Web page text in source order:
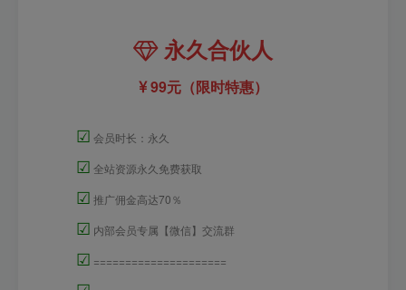
永久合伙人
99元（限时特惠）
☑ 会员时长：永久
☑ 全站资源永久免费获取
☑ 推广佣金高达70％
☑ 内部会员专属【微信】交流群
☑ =====================